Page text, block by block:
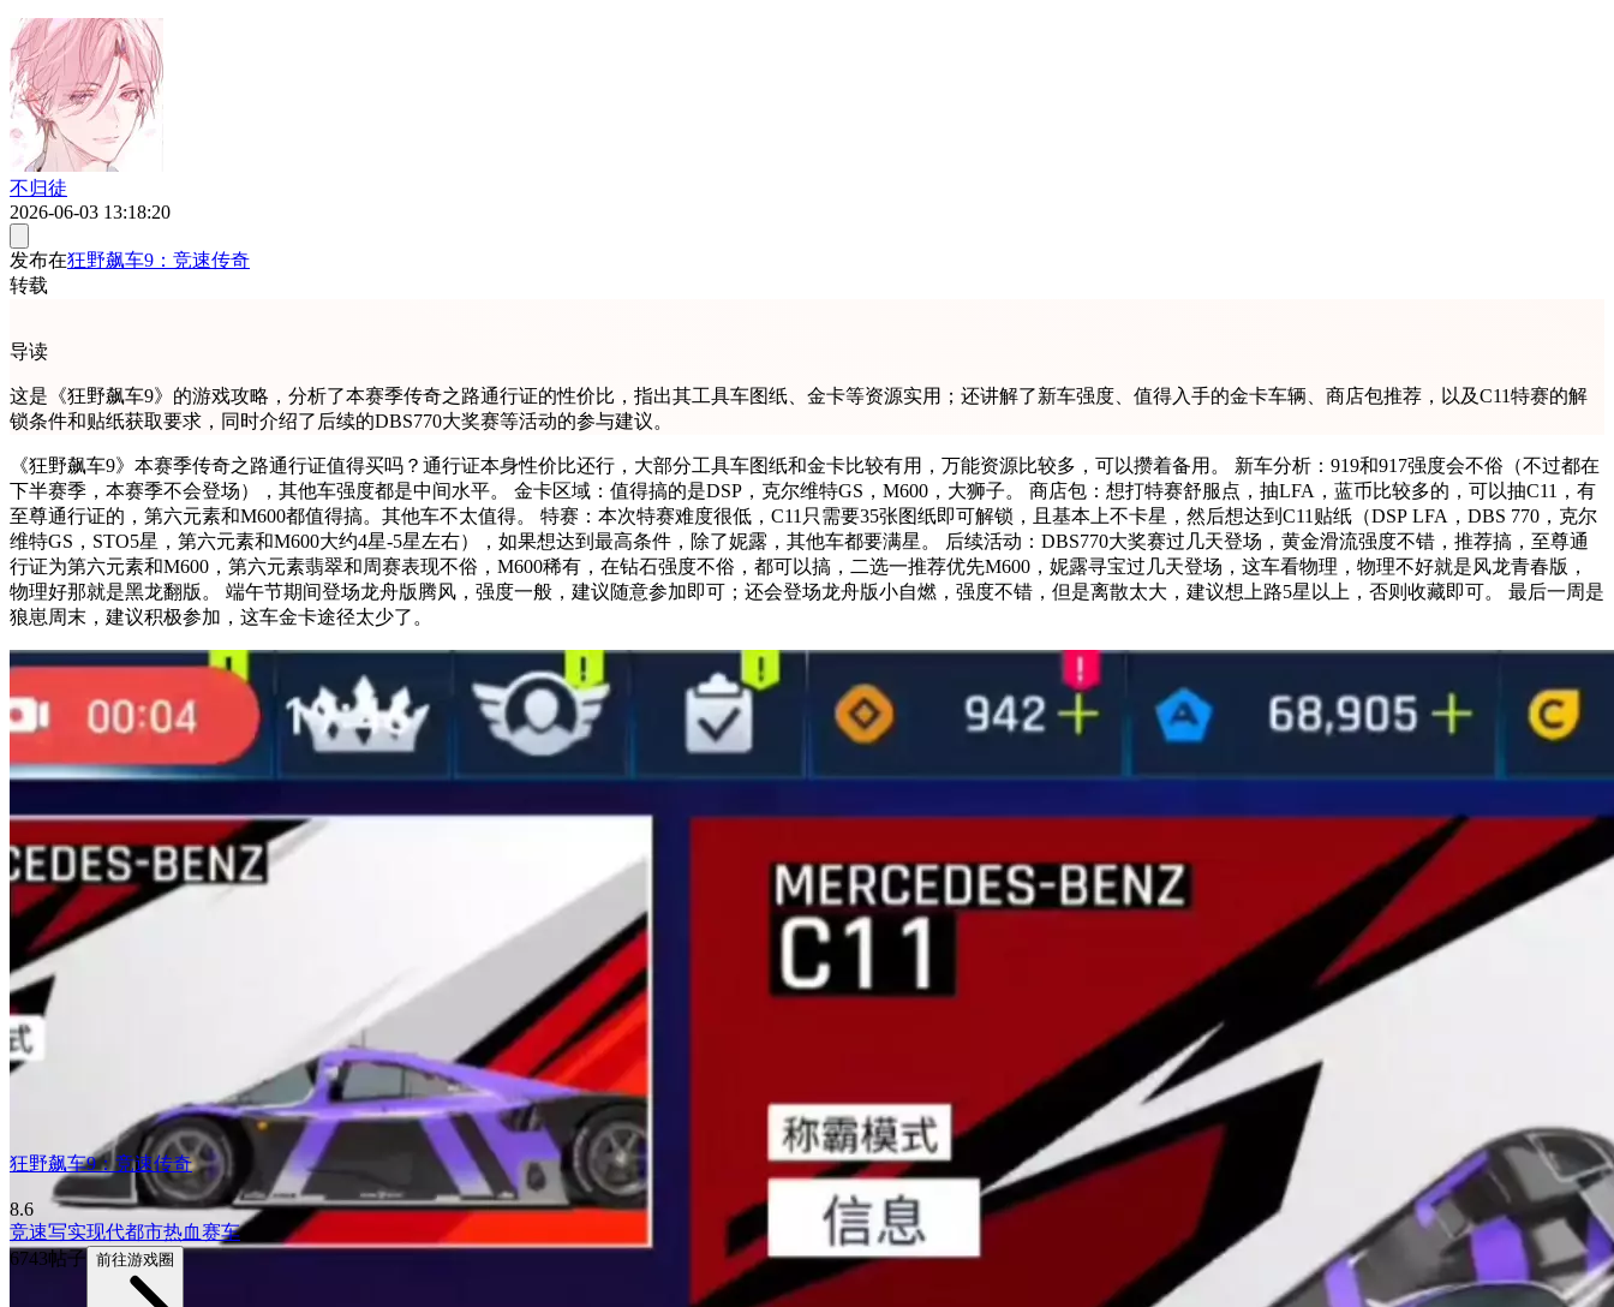
不归徒
2026-06-03 13:18:20
发布在狂野飙车9：竞速传奇
转载
导读
这是《狂野飙车9》的游戏攻略，分析了本赛季传奇之路通行证的性价比，指出其工具车图纸、金卡等资源实用；还讲解了新车强度、值得入手的金卡车辆、商店包推荐，以及C11特赛的解
锁条件和贴纸获取要求，同时介绍了后续的DBS770大奖赛等活动的参与建议。
《狂野飙车9》本赛季传奇之路通行证值得买吗？通行证本身性价比还行，大部分工具车图纸和金卡比较有用，万能资源比较多，可以攒着备用。 新车分析：919和917强度会不俗（不过都在
下半赛季，本赛季不会登场），其他车强度都是中间水平。 金卡区域：值得搞的是DSP，克尔维特GS，M600，大狮子。 商店包：想打特赛舒服点，抽LFA，蓝币比较多的，可以抽C11，有
至尊通行证的，第六元素和M600都值得搞。其他车不太值得。 特赛：本次特赛难度很低，C11只需要35张图纸即可解锁，且基本上不卡星，然后想达到C11贴纸（DSP LFA，DBS 770，克尔
维特GS，STO5星，第六元素和M600大约4星-5星左右），如果想达到最高条件，除了妮露，其他车都要满星。 后续活动：DBS770大奖赛过几天登场，黄金滑流强度不错，推荐搞，至尊通
行证为第六元素和M600，第六元素翡翠和周赛表现不俗，M600稀有，在钻石强度不俗，都可以搞，二选一推荐优先M600，妮露寻宝过几天登场，这车看物理，物理不好就是风龙青春版，
物理好那就是黑龙翻版。 端午节期间登场龙舟版腾风，强度一般，建议随意参加即可；还会登场龙舟版小自燃，强度不错，但是离散太大，建议想上路5星以上，否则收藏即可。 最后一周是
狼崽周末，建议积极参加，这车金卡途径太少了。
狂野飙车9：竞速传奇
8.6
竞速写实现代都市热血赛车
6743帖子 前往游戏圈